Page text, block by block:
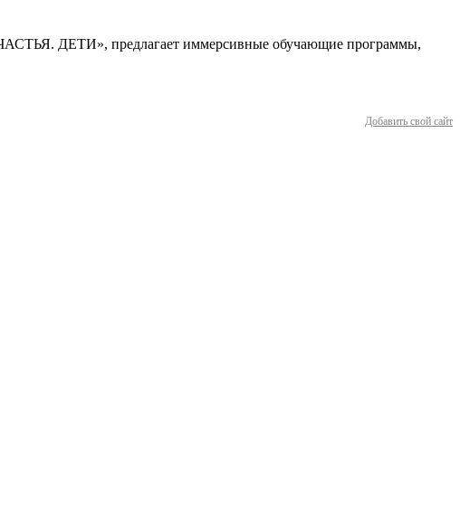
ДЕТИ», предлагает иммерсивные обучающие программы,
Добавить свой сайт